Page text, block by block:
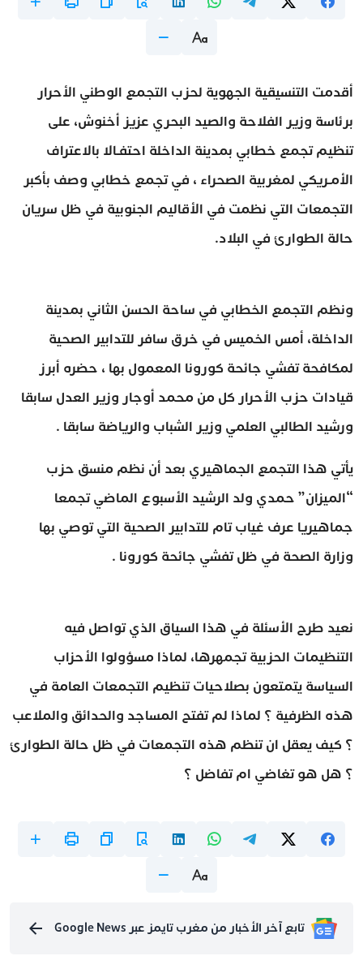
أقدمت التنسيقية الجهوية لحزب التجمع الوطني الأحرار
برئاسة وزير الفلاحة والصيد البحري عزيز أخنوش، على
تنظيم تجمع خطابي بمدينة الداخلة احتفـالا بالاعتراف
الأمـريكي لمغربية الصحراء ، في تجمع خطابي وصف بأكبر
التجمعات التي نظمت في الأقاليم الجنوبية في ظل سريان
حالة الطوارئ في البلاد.
ونظم التجمع الخطابي في ساحة الحسن الثاني بمدينة
الداخلة، أمس الخميس في خرق سافر للتدابير الصحية
لمكافحة تفشي جائحة كورونا المعمول بها ، حضره أبرز
قيادات حزب الأحرار كل من محمد أوجار وزير العدل سابقا
ورشيد الطالبي العلمي وزير الشباب والرياضة سابقا .
يأتي هذا التجمع الجماهيري بعد أن نظم منسق حزب
“الميزان” حمدي ولد الرشيد الأسبوع الماضي تجمعا
جماهيريا عرف غياب تام للتدابير الصحية التي توصي بها
وزارة الصحة في ظل تفشي جائحة كورونا .
نعيد طرح الأسئلة في هذا السياق الذي تواصل فيه
التنظيمات الحزبية تجمهرها، لماذا مسؤولوا الأحزاب
السياسة يتمتعون بصلاحيات تنظيم التجمعات العامة في
هذه الظرفية ؟ لماذا لم تفتح المساجد والحدائق والملاعب
؟ كيف يعقل ان تنظم هذه التجمعات في ظل حالة الطوارئ
؟ هل هو تغاضي ام تفاضل ؟
تابع آخر الأخبار من مغرب تايمز عبر Google News